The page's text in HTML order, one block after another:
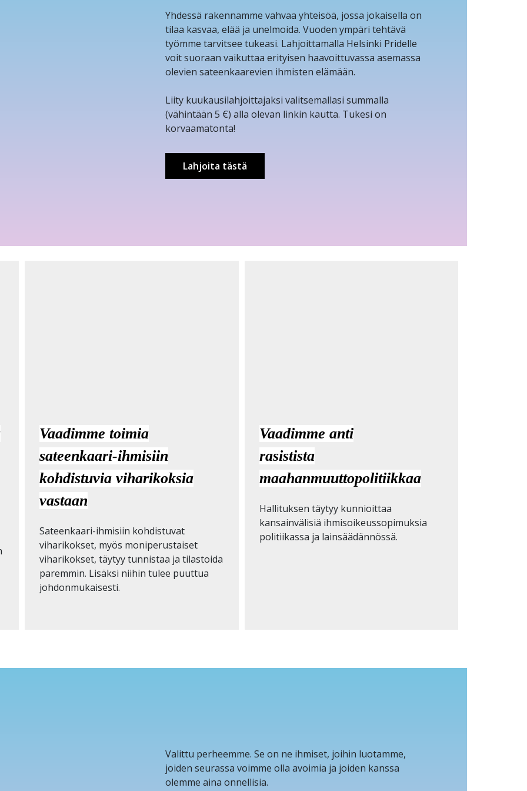
Yhdessä rakennamme vahvaa yhteisöä, jossa jokaisella on
tilaa kasvaa, elää ja unelmoida. Vuoden ympäri tehtävä
työmme tarvitsee tukeasi. Lahjoittamalla Helsinki Pridelle
voit suoraan vaikuttaa erityisen haavoittuvassa asemassa
olevien sateenkaarevien ihmisten elämään.
Liity kuukausilahjoittajaksi valitsemallasi summalla
(vähintään 5 €) alla olevan linkin kautta. Tukesi on
korvaamatonta!
Lahjoita tästä
Vaadimme toimia
sateenkaari-ihmisiin
kohdistuvia viharikoksia
vastaan
Sateenkaari-ihmisiin kohdistuvat
viharikokset, myös moniperustaiset
viharikokset, täytyy tunnistaa ja tilastoida
paremmin. Lisäksi niihin tulee puuttua
johdonmukaisesti.
Vaadimme anti
rasistista
maahanmuuttopolitiikkaa
Hallituksen täytyy kunnioittaa
kansainvälisiä ihmisoikeussopimuksia
politiikassa ja lainsäädännössä.
Valittu perheemme. Se on ne ihmiset, joihin luotamme,
joiden seurassa voimme olla avoimia ja joiden kanssa
olemme aina onnellisia.